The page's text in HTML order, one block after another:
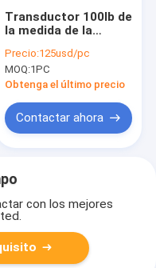
Transductor 100lb de
la medida de la
carga de Rod End
Compression And
Tension 500N
Precio:125usd/pc
MOQ:1PC
Obtenga el último precio
Contactar ahora
con los mejores